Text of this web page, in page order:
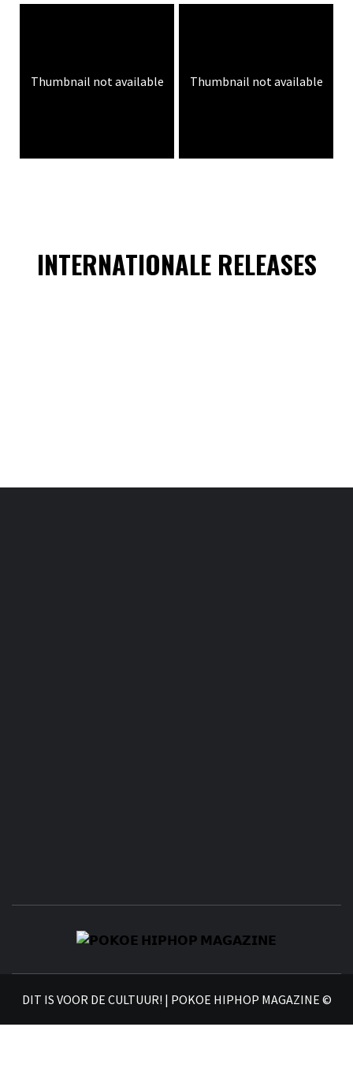
Thumbnail not available Thumbnail not available
INTERNATIONALE RELEASES
DIT IS VOOR DE CULTUUR! | POKOE HIPHOP MAGAZINE ©